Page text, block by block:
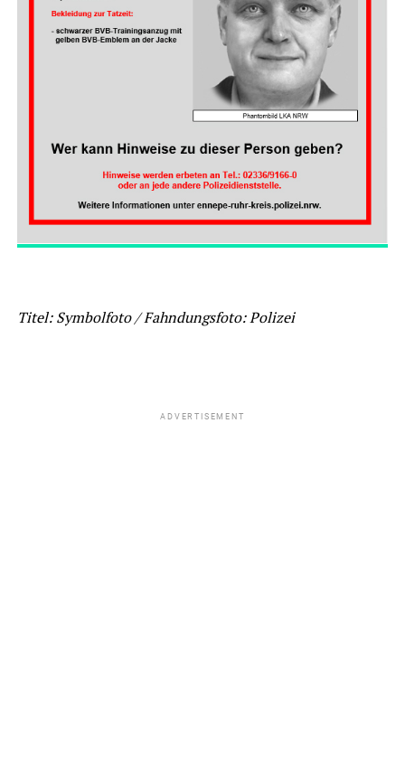
Titel: Symbolfoto / Fahndungsfoto: Polizei
ADVERTISEMENT